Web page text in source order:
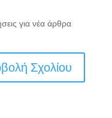
για νέα άρθρα